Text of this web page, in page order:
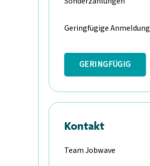
Geringfügige Anmeldung
GERINGFÜGIG
Kontakt
Team Jobwave